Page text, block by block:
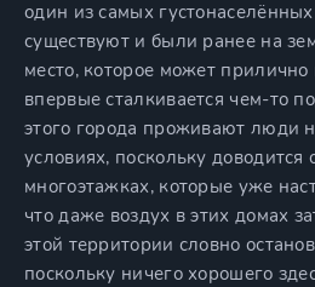
один из самых
существуют и были ранее на
место, которое может прилично
впервые сталкивается чем-то
этого города проживают люди
условиях, поскольку доводится
многоэтажках, которые уже
что даже воздух в этих домах
этой территории словно
поскольку ничего хорошего